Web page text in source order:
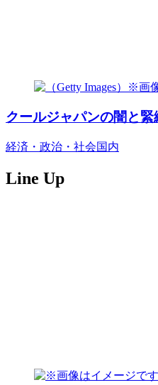
クールジャパンの闇と
経済・政治・社会国内
Line Up